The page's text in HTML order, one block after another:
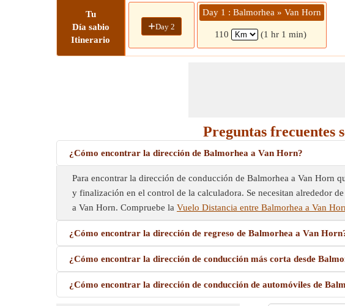
Tu
Día sabio
Itinerario
+Day 2
Day 1 : Balmorhea » Van Horn
110 (1 hr 1 min)
Preguntas frecuentes
¿Cómo encontrar la dirección de Balmorhea a Van Horn?
Para encontrar la dirección de conducción de Balmorhea a Van Horn
y finalización en el control de la calculadora. Se necesitan alrededor
a Van Horn. Compruebe la Vuelo Distancia entre Balmorhea a Van
¿Cómo encontrar la dirección de regreso de Balmorhea a Van
¿Cómo encontrar la dirección de conducción más corta desde
¿Cómo encontrar la dirección de conducción de automóviles de